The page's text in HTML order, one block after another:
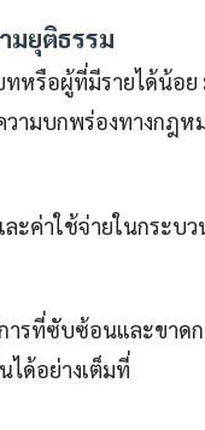
มยุติธรรม
รือผู้ที่มีรายได้น้อย
ามบกพร่องทางกฎห
ะค่าใช้จ่ายในกระบ
ารที่ซับซ้อนและขาด
ด้อย่างเต็มที่